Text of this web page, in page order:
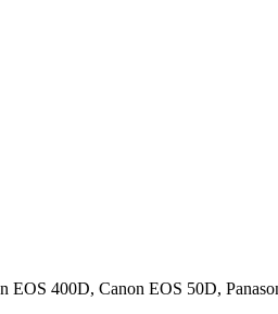
EOS 400D, Canon EOS 50D,